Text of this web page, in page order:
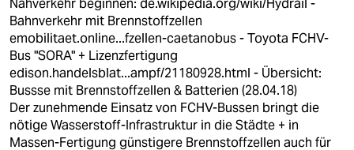
Nahverkehr beginnen: de.wikipedia.org/wiki/Hydrail -
Bahnverkehr mit Brennstoffzellen
emobilitaet.online...fzellen-caetanobus- Toyota FCHV-
Bus "SORA" + Lizenzfertigung
edison.handelsblat...ampf/21180928.html - Übersicht:
Bussse mit Brennstoffzellen & Batterien (28.04.18)
Der zunehmende Einsatz von FCHV-Bussen bringt die
nötige Wasserstoff-Infrastruktur in die Städte + in
Massen-Fertigung günstigere Brennstoffzellen auch für